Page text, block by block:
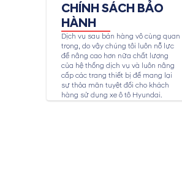
CHÍNH SÁCH BẢO
HÀNH
Dịch vụ sau bán hàng vô cùng quan
trọng, do vậy chúng tôi luôn nỗ lực
để nâng cao hơn nữa chất lượng
của hệ thống dịch vụ và luôn nâng
cấp các trang thiết bị để mang lại
sự thỏa mãn tuyệt đối cho khách
hàng sử dụng xe ô tô Hyundai.